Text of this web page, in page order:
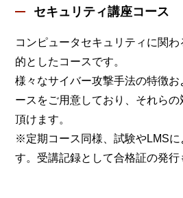
セキュリティ講座コース
コンピュータセキュリティに関わ
的としたコースです。
様々なサイバー攻撃手法の特徴お
ースをご用意しており、それら
頂けます。
※定期コース同様、試験やLMS
す。受講記録として合格証の発行